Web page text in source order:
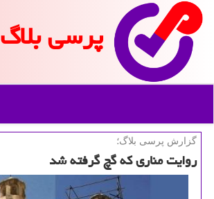
پرسی بلاگ
گزارش پرسی بلاگ؛
روایت مناری كه گچ گرفته شد